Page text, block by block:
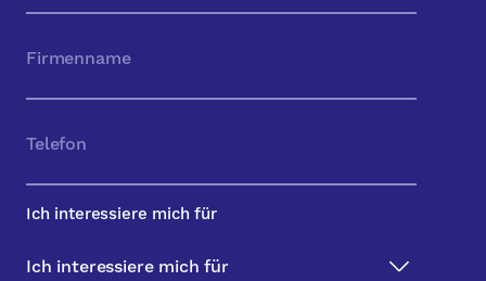
Ich interessiere mich für